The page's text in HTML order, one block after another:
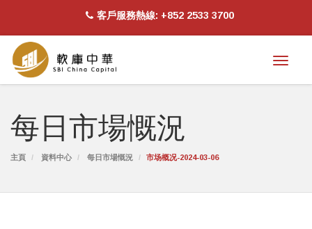
客戶服務熱線: +852 2533 3700
每日市場慨況
主頁 資料中心 每日市場慨況 市场概况-2024-03-06